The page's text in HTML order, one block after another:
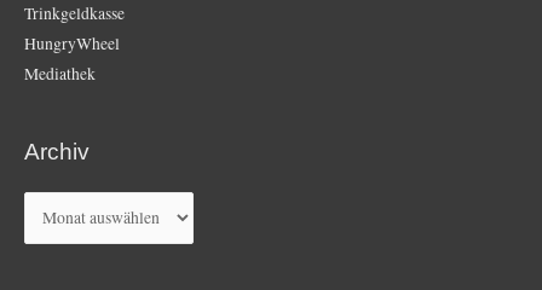
Trinkgeldkasse
HungryWheel
Mediathek
Archiv